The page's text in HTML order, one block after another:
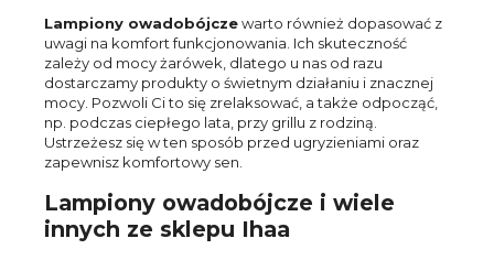
Lampiony owadobójczewarto również dopasować z
uwagi na komfort funkcjonowania. Ich skuteczność
zależy od mocy żarówek, dlatego u nas od razu
dostarczamy produkty o świetnym działaniu i znacznej
mocy. Pozwoli Ci to się zrelaksować, a także odpocząć,
np. podczas ciepłego lata, przy grillu z rodziną.
Ustrzeżesz się w ten sposób przed ugryzieniami oraz
zapewnisz komfortowy sen.
Lampiony owadobójcze i wiele
innych ze sklepu Ihaa